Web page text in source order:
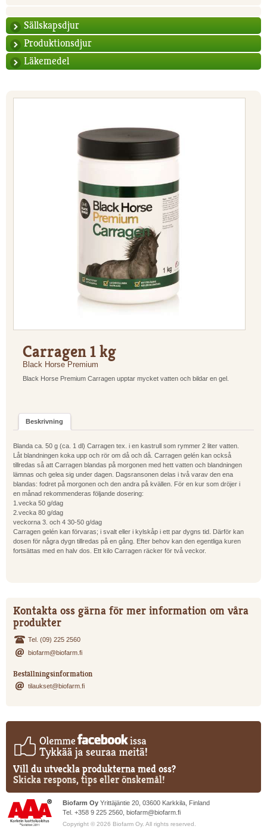
Sällskapsdjur
Produktionsdjur
Läkemedel
Carragen 1 kg
Black Horse Premium
Black Horse Premium Carragen upptar mycket vatten och bildar en gel.
Beskrivning
Blanda ca. 50 g (ca. 1 dl) Carragen tex. i en kastrull som rymmer 2 liter vatten.
Låt blandningen koka upp och rör om då och då. Carragen gelén kan också
tillredas så att Carragen blandas på morgonen med hett vatten och blandningen
lämnas och gelea sig under dagen. Dagsransonen delas i två varav den ena
blandas: fodret på morgonen och den andra på kvällen. För en kur som dröjer i
en månad rekommenderas följande dosering:
1.vecka 50 g/dag
2.vecka 80 g/dag
veckorna 3. och 4 30-50 g/dag
Carragen gelén kan förvaras; i svalt eller i kylskåp i ett par dygns tid. Därför kan
dosen för några dygn tillredas på en gång. Efter behov kan den egentliga kuren
fortsättas med en halv dos. Ett kilo Carragen räcker för två veckor.
Kontakta oss gärna för mer information om våra
produkter
Tel. (09) 225 2560
biofarm@biofarm.fi
Beställningsinformation
tilaukset@biofarm.fi
Vill du utveckla produkterna med oss?
Skicka respons, tips eller önskemål!
Biofarm Oy Yrittäjäntie 20, 03600 Karkkila, Finland
Tel. +358 9 225 2560, biofarm@biofarm.fi
Copyright © 2026 Biofarm Oy. All rights reserved.